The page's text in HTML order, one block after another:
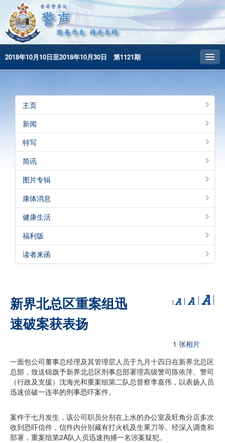
2018年10月10日至2018年10月30日 第1121期
昔日警声
警务处主页
繁體版
English
主页
新闻
特写
简讯
图片专辑
康体消息
健康生活
福利版
读者来函
新界北总区重案组迅
速破案获表扬
1 张相片
一面包公司董事总经理及其管理层人员于九月十四日在新界北总区
总部，致送锦旗予新界北总区刑事总部署理高级警司陈依萍、警司
（行政及支援）沈海光和重案组第二队总督察李嘉伟，以表扬人员
迅速侦破一连串的刑事恐吓案件。
案件于七月发生，该公司职员分别在上水的办公室及旺角分店多次
收到恐吓信件，信件内分别藏有打火机及生果刀等。经深入调查和
部署，重案组第2A队人员迅速拘捕一名涉案疑犯。